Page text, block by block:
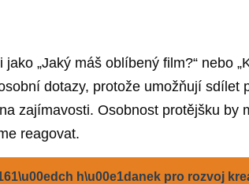
„Jaký máš oblíbený film?“ nebo
dotazy, protože umožňují sdílet
zajímavosti. Osobnost protějšku by
reagovat.
h\u00e1danek pro rozvoj